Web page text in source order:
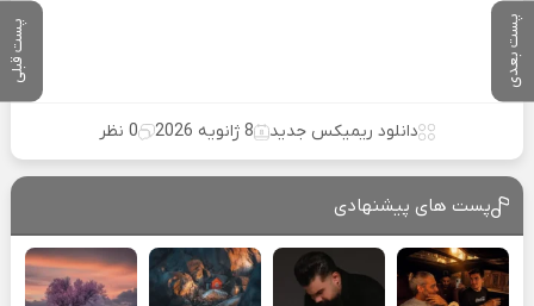
پست بعدی پست قبلی
دانلود ریمیکس جدید 8 ژانویه 2026 0 نظر
پست های پیشنهادی